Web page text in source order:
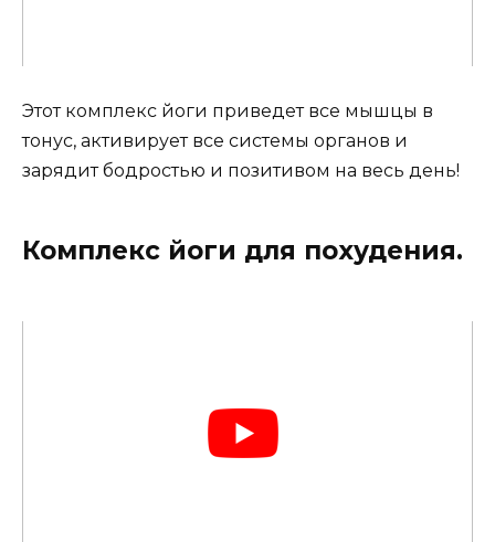
Этот комплекс йоги приведет все мышцы в
тонус, активирует все системы органов и
зарядит бодростью и позитивом на весь день!
Комплекс йоги для похудения.